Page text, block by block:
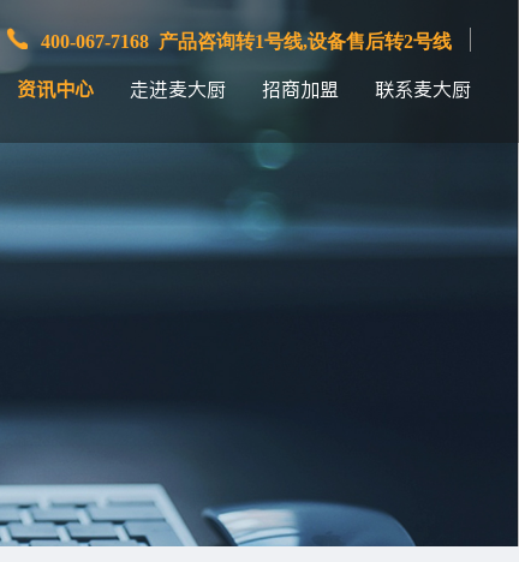
400-067-7168 产品咨询转1号线,设备售后转2号线
资讯中心 走进麦大厨 招商加盟 联系麦大厨